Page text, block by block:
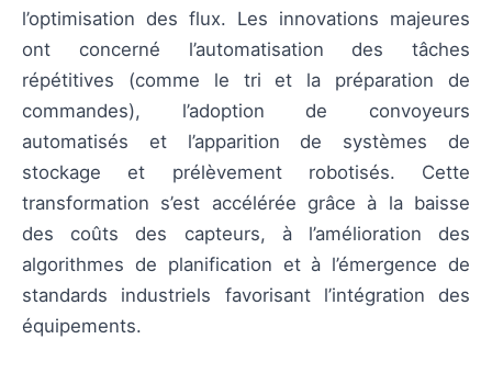
l’optimisation des flux. Les innovations majeures
ont concerné l’automatisation des tâches
répétitives (comme le tri et la préparation de
commandes), l’adoption de convoyeurs
automatisés et l’apparition de systèmes de
stockage et prélèvement robotisés. Cette
transformation s’est accélérée grâce à la baisse
des coûts des capteurs, à l’amélioration des
algorithmes de planification et à l’émergence de
standards industriels favorisant l’intégration des
équipements.